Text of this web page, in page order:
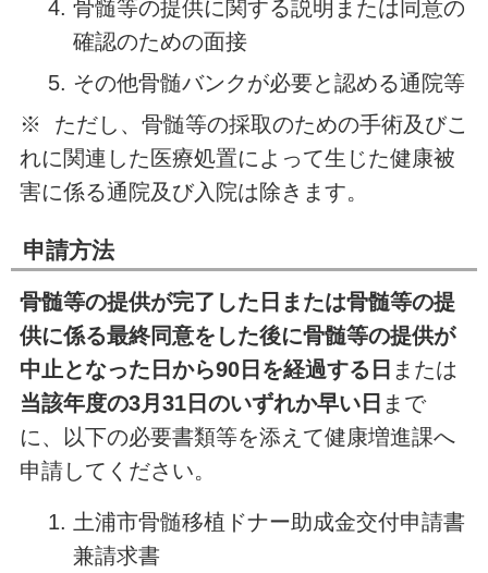
骨髄等の提供に関する説明または同意の
確認のための面接
その他骨髄バンクが必要と認める通院等
※ ただし、骨髄等の採取のための手術及びこ
れに関連した医療処置によって生じた健康被
害に係る通院及び入院は除きます。
申請方法
骨髄等の提供が完了した日または骨髄等の提
供に係る最終同意をした後に骨髄等の提供が
中止となった日から90日を経過する日 または
当該年度の3月31日のいずれか早い日 まで
に、以下の必要書類等を添えて健康増進課へ
申請してください。
土浦市骨髄移植ドナー助成金交付申請書
兼請求書